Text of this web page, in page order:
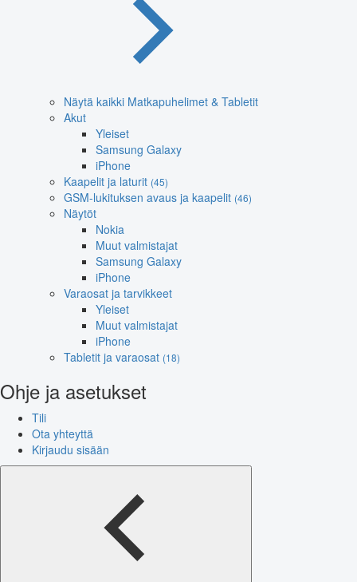
Näytä kaikki Matkapuhelimet & Tabletit
Akut
Yleiset
Samsung Galaxy
iPhone
Kaapelit ja laturit (45)
GSM-lukituksen avaus ja kaapelit (46)
Näytöt
Nokia
Muut valmistajat
Samsung Galaxy
iPhone
Varaosat ja tarvikkeet
Yleiset
Muut valmistajat
iPhone
Tabletit ja varaosat (18)
Ohje ja asetukset
Tili
Ota yhteyttä
Kirjaudu sisään